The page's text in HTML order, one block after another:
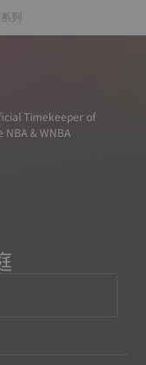
列
Timekeeper of
NBA & WNBA